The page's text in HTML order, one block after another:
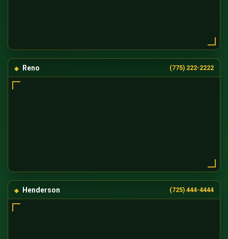
Reno (775) 222-2222
Henderson (725) 444-4444